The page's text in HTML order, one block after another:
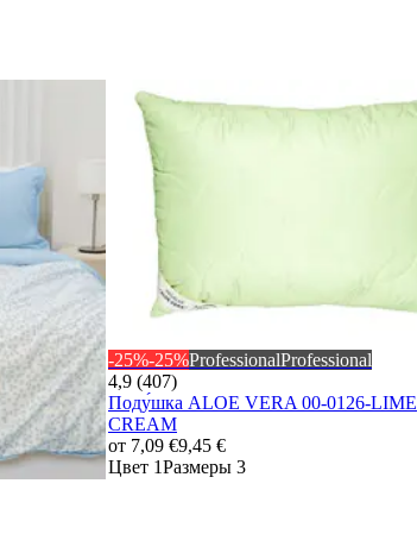
-25%-25%ProfessionalProfessional
4,9 (407)
Поду́шка ALOE VERA 00-0126-LIME
CREAM
от 7,09 €9,45 €
Цвет 1Размеры 3